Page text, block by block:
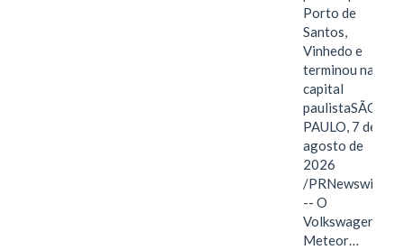
Porto de
Santos,
Vinhedo e
terminou na
capital
paulistaSÃO
PAULO, 7 de
agosto de
2026
/PRNewswire/
-- O
Volkswagen
Meteor…